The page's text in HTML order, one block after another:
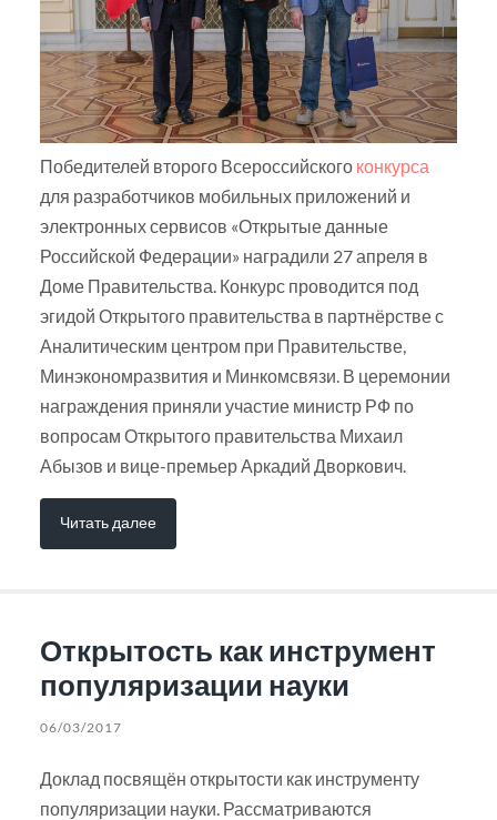
Победителей второго Всероссийского конкурса
для разработчиков мобильных приложений и
электронных сервисов «Открытые данные
Российской Федерации» наградили 27 апреля в
Доме Правительства. Конкурс проводится под
эгидой Открытого правительства в партнёрстве с
Аналитическим центром при Правительстве,
Минэкономразвития и Минкомсвязи. В церемонии
награждения приняли участие министр РФ по
вопросам Открытого правительства Михаил
Абызов и вице-премьер Аркадий Дворкович.
Читать далее
Открытость как инструмент
популяризации науки
06/03/2017
Доклад посвящён открытости как инструменту
популяризации науки. Рассматриваются